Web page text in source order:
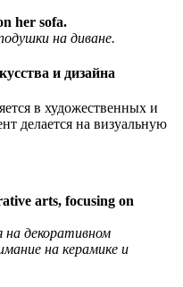
her sofa.
на диване.
и дизайна
в художественных и
делается на визуальную
arts, focusing on
на декоративном
на керамике и